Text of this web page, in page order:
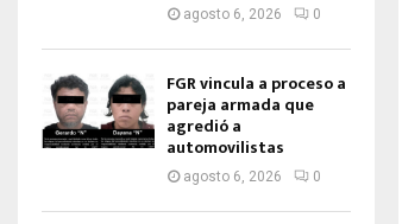
agosto 6, 2026 0
FGR vincula a proceso a
pareja armada que
agredió a
automovilistas
agosto 6, 2026 0